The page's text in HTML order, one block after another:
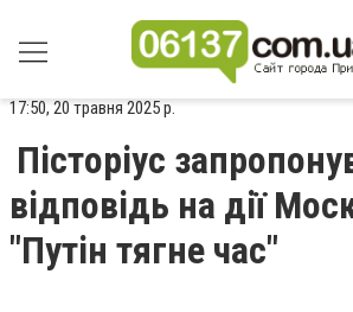
17:50, 20 травня 2025 р.
Пісторіус
відповідь на дії
"Путін тягне час"